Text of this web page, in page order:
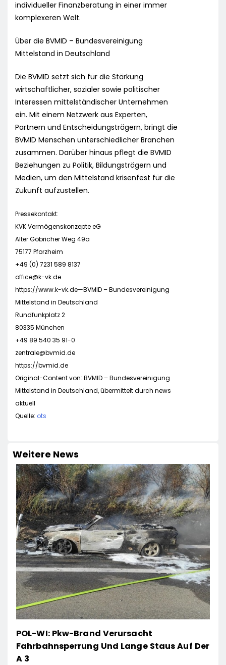
individueller Finanzberatung in einer immer
komplexeren Welt.
Über die BVMID – Bundesvereinigung
Mittelstand in Deutschland
Die BVMID setzt sich für die Stärkung
wirtschaftlicher, sozialer sowie politischer
Interessen mittelständischer Unternehmen
ein. Mit einem Netzwerk aus Experten,
Partnern und Entscheidungsträgern, bringt die
BVMID Menschen unterschiedlicher Branchen
zusammen. Darüber hinaus pflegt die BVMID
Beziehungen zu Politik, Bildungsträgern und
Medien, um den Mittelstand krisenfest für die
Zukunft aufzustellen.
Pressekontakt:
KVK Vermögenskonzepte eG
Alter Göbricher Weg 49a
75177 Pforzheim
+49 (0) 7231 589 8137
office@k-vk.de
https://www.k-vk.de—BVMID – Bundesvereinigung
Mittelstand in Deutschland
Rundfunkplatz 2
80335 München
+49 89 540 35 91-0
zentrale@bvmid.de
https://bvmid.de
Original-Content von: BVMID – Bundesvereinigung
Mittelstand in Deutschland, übermittelt durch news
aktuell
Quelle: ots
Weitere News
POL-WI: Pkw-Brand Verursacht
Fahrbahnsperrung Und Lange Staus Auf Der
A 3